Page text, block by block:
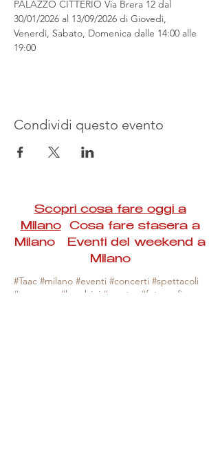
PALAZZO CITTERIO Via Brera 12 dal
30/01/2026 al 13/09/2026 di Giovedì,
Venerdì, Sabato, Domenica dalle 14:00 alle
19:00
Condividi questo evento
Scopri cosa fare oggi a
MilanoCosa fare stasera a
Milano Eventi del weekend a
Milano
#Taac #milano #eventi #concerti #spettacoli
#rassegne #bambini #mostre #fotografia